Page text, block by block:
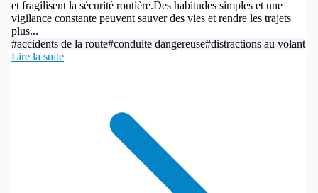
et fragilisent la sécurité routière.Des habitudes simples et une
vigilance constante peuvent sauver des vies et rendre les trajets
plus...
#accidents de la route#conduite dangereuse#distractions au volant
Lire la suite